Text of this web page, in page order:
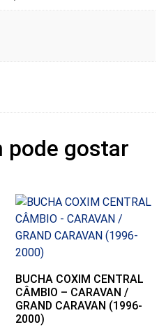
pode gostar
BUCHA COXIM CENTRAL
CÂMBIO – CARAVAN /
GRAND CARAVAN (1996-
2000)